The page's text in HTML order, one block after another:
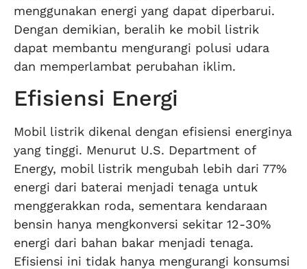
menggunakan energi yang dapat diperbarui.
Dengan demikian, beralih ke mobil listrik
dapat membantu mengurangi polusi udara
dan memperlambat perubahan iklim.
Efisiensi Energi
Mobil listrik dikenal dengan efisiensi energinya
yang tinggi. Menurut U.S. Department of
Energy, mobil listrik mengubah lebih dari 77%
energi dari baterai menjadi tenaga untuk
menggerakkan roda, sementara kendaraan
bensin hanya mengkonversi sekitar 12-30%
energi dari bahan bakar menjadi tenaga.
Efisiensi ini tidak hanya mengurangi konsumsi